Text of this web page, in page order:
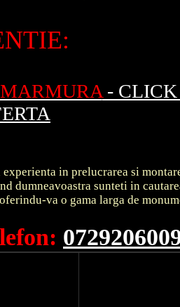
- CLICK
experienta in prelucrarea si
dumneavoastra sunteti in
va o gama larga de